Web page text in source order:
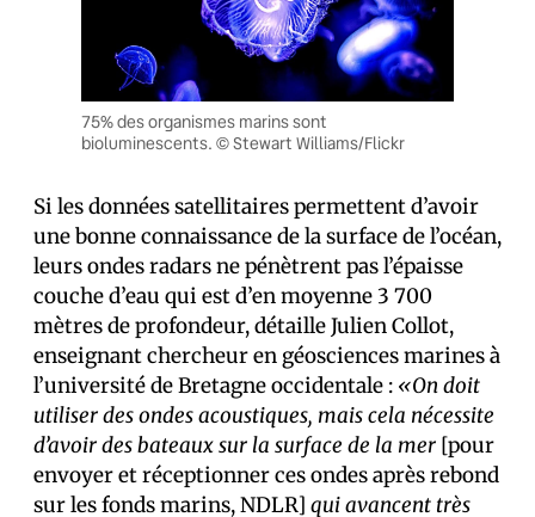
75% des organismes marins sont
bioluminescents. © Stewart Williams/Flickr
Si les données satellitaires permettent d’avoir
une bonne connaissance de la surface de l’océan,
leurs ondes radars ne pénètrent pas l’épaisse
couche d’eau qui est d’en moyenne 3 700
mètres de profondeur, détaille Julien Collot,
enseignant chercheur en géosciences marines à
l’université de Bretagne occidentale : «On doit
utiliser des ondes acoustiques, mais cela nécessite
d’avoir des bateaux sur la surface de la mer [pour
envoyer et réceptionner ces ondes après rebond
sur les fonds marins, NDLR] qui avancent très